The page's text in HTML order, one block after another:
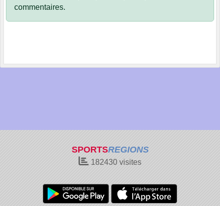
commentaires.
SPORTSREGIONS
182430 visites